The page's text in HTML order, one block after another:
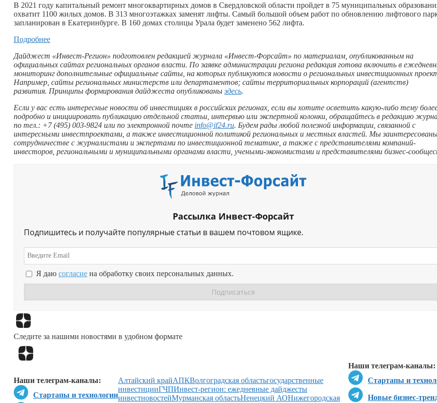
В 2021 году капитальный ремонт многоквартирных домов в Свердловской области пройдет в 75 муниципальных
охватит 1100 жилых домов. В 313 многоэтажках заменят лифты. Самый большой объем работ по обновлению лифтового
запланирован в Екатеринбурге. В 160 домах столицы Урала будет заменено 562 лифта.
Подробнее
Дайджест «Инвест-Регион» подготовлен редакцией журнала «Инвест-Форсайт» по материалам, опубликованным на
официальных сайтах региональных органов власти. По заявке администрации региона редакция готова включить в
мониторинг дополнительные официальные сайты, на которых публикуются новости о региональных инвестиционных
Например, сайты региональных министерств или департаментов; сайты территориальных корпораций (агентств)
развития. Принципы формирования дайджеста опубликованы здесь.
Если у вас есть интересные новости об инвестициях в российских регионах, если вы хотите осветить какую-либо тему
подробно и инициировать публикацию отдельной статьи, интервью или экспертной колонки, обращайтесь в редакцию
по тел.: +7 (495) 003‑9824 или по электронной почте info@if24.ru. Будем рады любой полезной информации, связанной с
интересными инвестпроектами, а также инвестиционной политикой региональных и местных властей. Мы
сотрудничестве с журналистами и экспертами по инвестиционной тематике, а также с представителями компаний-
инвесторов, региональными и муниципальными органами власти, учеными-экономистами и представителями бизнес-
Рассылка Инвест-Форсайт
Подпишитесь и получайте популярные статьи в вашем почтовом ящике.
Я даю согласие на обработку своих персональных данных.
Следите за нашими новостями в удобном формате
Наши телеграм-каналы:
Стартапы и
Новые бизнес-
Наши телеграм-каналы:
Стартапы и технологии
Алтайский крайАПКВолгоградская областьгосударственные
инвестицииГЧПИнвест-регион: ежедневные дайджесты
инвестновостейМурманская областьНенецкий АОНижегородская